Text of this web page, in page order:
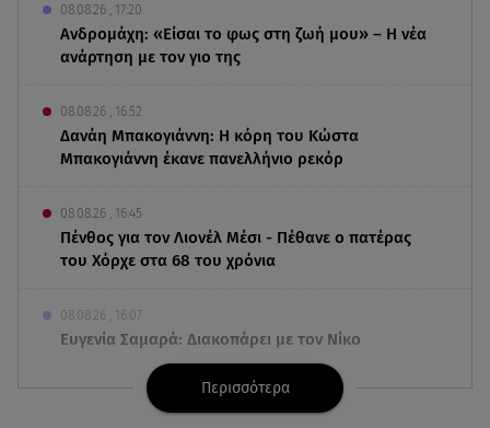
08.08.26 , 17:20
Ανδρομάχη: «Είσαι το φως στη ζωή μου» – Η νέα
ανάρτηση με τον γιο της
08.08.26 , 16:52
Δανάη Μπακογιάννη: Η κόρη του Κώστα
Μπακογιάννη έκανε πανελλήνιο ρεκόρ
08.08.26 , 16:45
Πένθος για τον Λιονέλ Μέσι - Πέθανε ο πατέρας
του Χόρχε στα 68 του χρόνια
08.08.26 , 16:07
Ευγενία Σαμαρά: Διακοπάρει με τον Νίκο
Μουτσινά - Πού βρίσκονται;
Περισσότερα